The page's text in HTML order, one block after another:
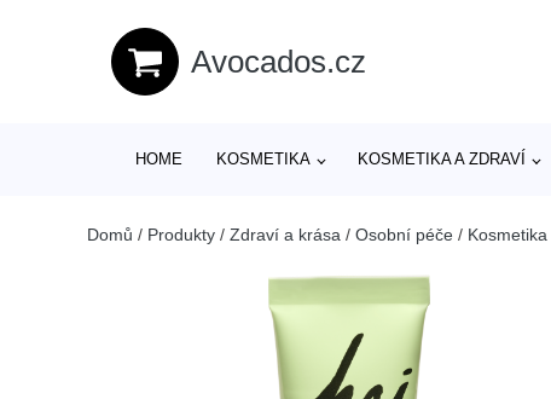
Avocados.cz
HOME KOSMETIKA KOSMETIKA A ZDRAVÍ
Domů / Produkty / Zdraví a krása / Osobní péče / Kosmetika